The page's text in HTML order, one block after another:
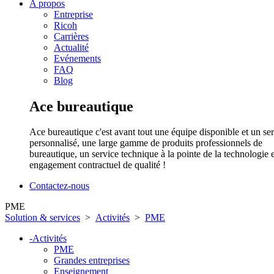
A propos
Entreprise
Ricoh
Carrières
Actualité
Evénements
FAQ
Blog
Ace bureautique
Ace bureautique c'est avant tout une équipe disponible et un
personnalisé, une large gamme de produits professionnels de
bureautique, un service technique à la pointe de la technologie
engagement contractuel de qualité !
Contactez-nous
PME
Solution & services > Activités > PME
-Activités
PME
Grandes entreprises
Enseignement